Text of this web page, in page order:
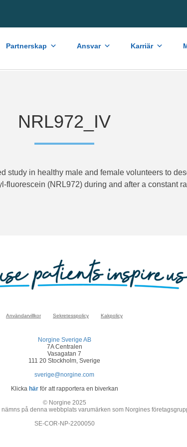
Partnerskap Ansvar Karriär
NRL972_IV
study in healthy male and female volunteers to
fluorescein (NRL972) during and after a constant
Användarvillkor Sekretesspolicy Kakpolicy
Norgine Sverige AB
7A Centralen
Vasagatan 7
111 20 Stockholm, Sverige
sverige@norgine.com
Klicka härför att rapportera en biverkan
© Norgine 2025
på denna webbplats varumärken som Norgines
SE-COR-NP-2200050